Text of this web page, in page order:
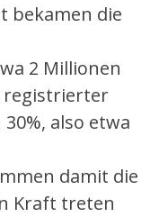
bekamen die
2 Millionen
registrierter
also etwa
damit die
Kraft treten